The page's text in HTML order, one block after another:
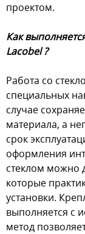
проектом.
Как
Lacobel ?
Работа со
специальных
случае
материала, а
срок
оформления
стеклом можно
которые
установки.
выполняется с
метод